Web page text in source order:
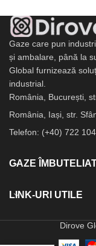
Gaze care pun
și ambalare, până la
Global furnizează
industrial.
România, București,
România, Iași, str.
Telefon: (+40) 722
GAZE
LINK-URI UTILE
Dirove